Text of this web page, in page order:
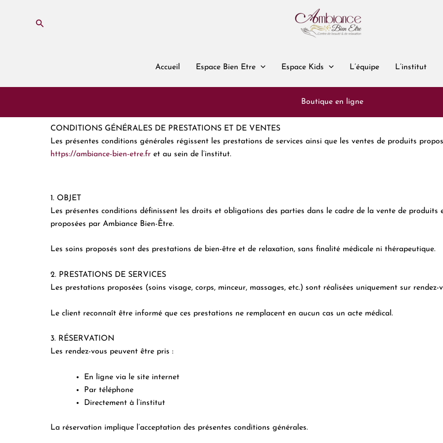
Rechercher
Accueil Espace Bien Etre Espace Kids L’équipe L’institut
Boutique en ligne
CONDITIONS GÉNÉRALES DE PRESTATIONS ET DE VENTES
Les présentes conditions générales régissent les prestations de services ainsi que les ventes de produits
https://ambiance-bien-etre.fr et au sein de l’institut.
1. OBJET
Les présentes conditions définissent les droits et obligations des parties dans le cadre de la vente de
proposées par Ambiance Bien-Être.
Les soins proposés sont des prestations de bien-être et de relaxation, sans finalité médicale ni thérapeutique.
2. PRESTATIONS DE SERVICES
Les prestations proposées (soins visage, corps, minceur, massages, etc.) sont réalisées uniquement sur rendez-
Le client reconnaît être informé que ces prestations ne remplacent en aucun cas un acte médical.
3. RÉSERVATION
Les rendez-vous peuvent être pris :
En ligne via le site internet
Par téléphone
Directement à l’institut
La réservation implique l’acceptation des présentes conditions générales.